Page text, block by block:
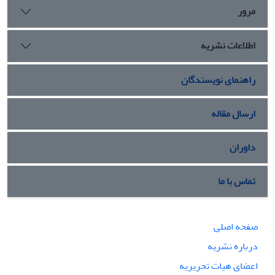
مرور
اطلاعات نشریه
راهنمای نویسندگان
ارسال مقاله
داوران
تماس با ما
صفحه اصلی
درباره نشریه
اعضای هیات تحریریه